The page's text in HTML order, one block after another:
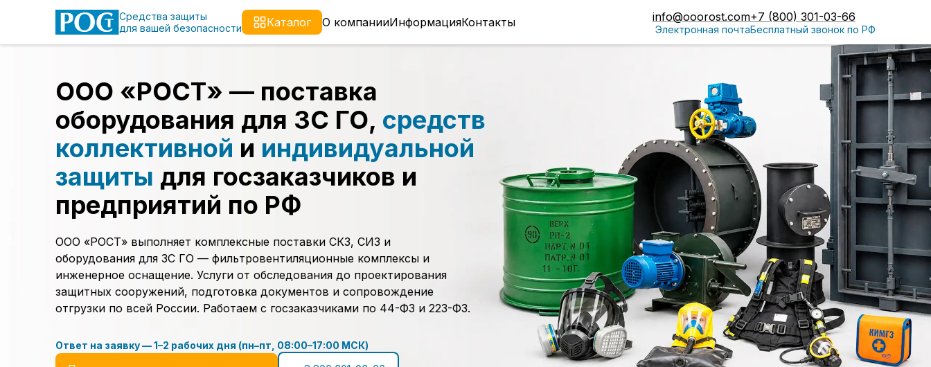
Средства защиты
для вашей безопасности
Каталог О компанииИнформацияКонтакты info@ooorost.com
Электронная почта
+7 (800) 301-03-66
Бесплатный звонок по РФ
ООО «РОСТ» — поставка
оборудования для ЗС ГО, средств
коллективной и индивидуальной
защиты для госзаказчиков и
предприятий по РФ
ООО «РОСТ» выполняет комплексные поставки СКЗ, СИЗ и
оборудования для ЗС ГО — фильтровентиляционные комплексы и
инженерное оснащение. Услуги от обследования до проектирования
защитных сооружений, подготовка документов и сопровождение
отгрузки по всей России. Работаем с госзаказчиками по 44-ФЗ и 223-ФЗ.
Ответ на заявку — 1–2 рабочих дня (пн–пт, 08:00–17:00 МСК)